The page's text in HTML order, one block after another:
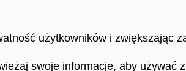
użytkowników i zwiększając
swoje informacje, aby używać